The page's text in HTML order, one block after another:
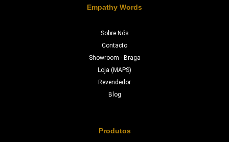
Empathy Words
Sobre Nós
Contacto
Showroom - Braga
Loja (MAPS)
Revendedor
Blog
Produtos